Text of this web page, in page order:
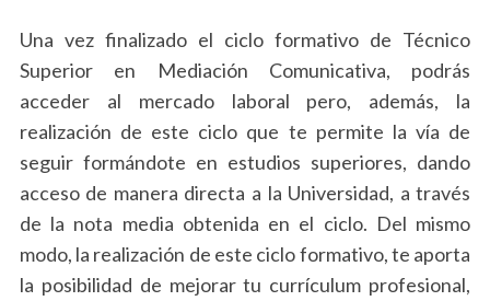
Una vez finalizado el ciclo formativo de Técnico
Superior en Mediación Comunicativa, podrás
acceder al mercado laboral pero, además, la
realización de este ciclo que te permite la vía de
seguir formándote en estudios superiores, dando
acceso de manera directa a la Universidad, a través
de la nota media obtenida en el ciclo. Del mismo
modo, la realización de este ciclo formativo, te aporta
la posibilidad de mejorar tu currículum profesional,